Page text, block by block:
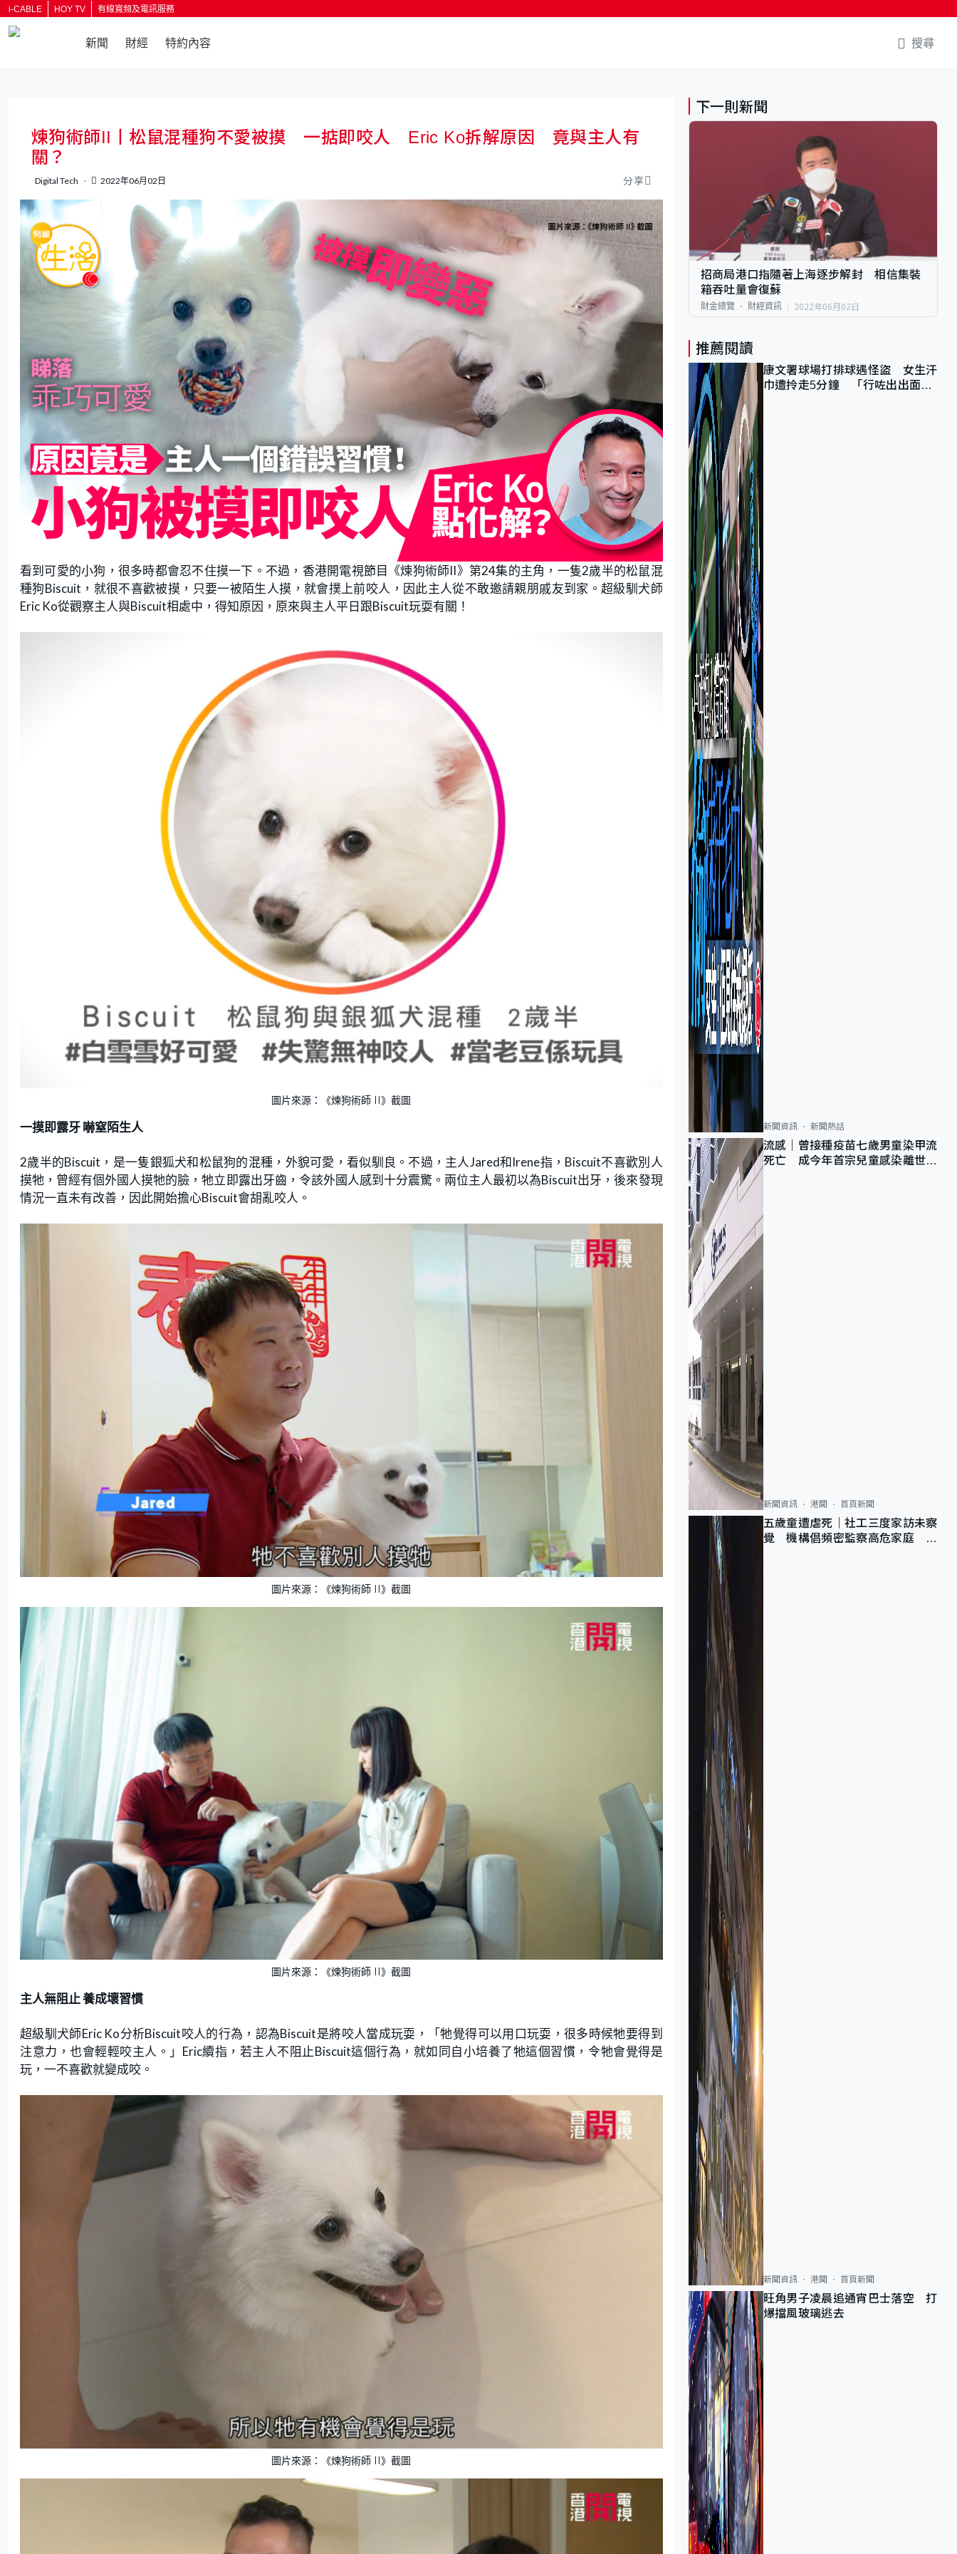
i-CABLE HOY TV 有線寬頻及電訊服務
新聞 財經 特約內容 搜尋
煉狗術師II丨松鼠混種狗不愛被摸 一掂即咬人 Eric Ko拆解原因 竟與主人有
關？
Digital Tech 2022年06月02日 分享
看到可愛的小狗，很多時都會忍不住摸一下。不過，香港開電視節目《煉狗術師II》第24集的主角，一隻2歲半的松鼠混
種狗Biscuit，就很不喜歡被摸，只要一被陌生人摸，就會撲上前咬人，因此主人從不敢邀請親朋戚友到家。超級馴犬師
Eric Ko從觀察主人與Biscuit相處中，得知原因，原來與主人平日跟Biscuit玩耍有關！
圖片來源：《煉狗術師 II》截圖
一摸即露牙 嚇窒陌生人
2歲半的Biscuit，是一隻銀狐犬和松鼠狗的混種，外貌可愛，看似馴良。不過，主人Jared和Irene指，Biscuit不喜歡別人
摸牠，曾經有個外國人摸牠的臉，牠立即露出牙齒，令該外國人感到十分震驚。兩位主人最初以為Biscuit出牙，後來發現
情況一直未有改善，因此開始擔心Biscuit會胡亂咬人。
圖片來源：《煉狗術師 II》截圖
圖片來源：《煉狗術師 II》截圖
主人無阻止 養成壞習慣
超級馴犬師Eric Ko分析Biscuit咬人的行為，認為Biscuit是將咬人當成玩耍，「牠覺得可以用口玩耍，很多時候牠要得到
注意力，也會輕輕咬主人。」Eric續指，若主人不阻止Biscuit這個行為，就如同自小培養了牠這個習慣，令牠會覺得是
玩，一不喜歡就變成咬。
圖片來源：《煉狗術師 II》截圖
下一則新聞
招商局港口指隨著上海逐步解封 相信集裝
箱吞吐量會復蘇
財金總覽 財經資訊 2022年06月02日
推薦閱讀
康文署球場打排球遇怪盜 女生汗
巾遭拎走5分鐘 「行咗出出面唔
新聞資訊 新聞熱話
流感｜曾接種疫苗七歲男童染甲流
死亡 成今年首宗兒童感染離世個
新聞資訊 港聞 首頁新聞
五歲童遭虐死｜社工三度家訪未察
覺 機構倡頻密監察高危家庭 管
新聞資訊 港聞 首頁新聞
旺角男子凌晨追通宵巴士落空 打
爆擋風玻璃逃去